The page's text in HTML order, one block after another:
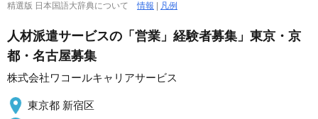
精選版 日本国語大辞典について情報 凡例
人材派遣サービスの「営業」経験者募集」東京・京
都・名古屋募集
株式会社ワコールキャリアサービス
東京都 新宿区